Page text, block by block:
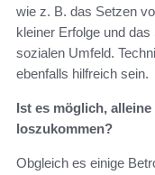
wie z. B. das Setzen
kleiner Erfolge und
sozialen Umfeld.
ebenfalls hilfreich sein.
Ist es möglich,
loszukommen?
Obgleich es einige